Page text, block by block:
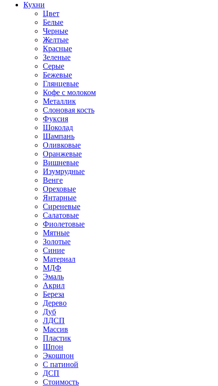
Кухни
Цвет
Белые
Черные
Желтые
Красные
Зеленые
Серые
Бежевые
Глянцевые
Кофе с молоком
Металлик
Слоновая кость
Фуксия
Шоколад
Шампань
Оливковые
Оранжевые
Вишневые
Изумрудные
Венге
Ореховые
Янтарные
Сиреневые
Салатовые
Фиолетовые
Мятные
Золотые
Синие
Материал
МДФ
Эмаль
Акрил
Береза
Дерево
Дуб
ЛДСП
Массив
Пластик
Шпон
Экошпон
С патиной
ДСП
Стоимость